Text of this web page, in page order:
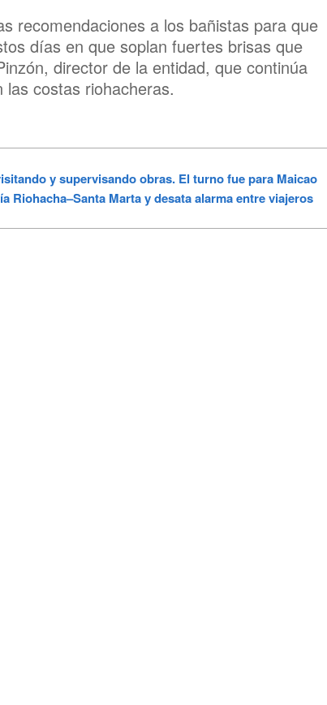
recomendaciones a los bañistas para que
días en que soplan fuertes brisas que
director de la entidad, que continúa
costas riohacheras.
y supervisando obras. El turno fue para Maicao
Riohacha–Santa Marta y desata alarma entre viajeros